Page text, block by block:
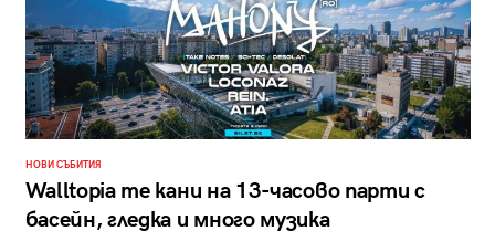
НОВИ СЪБИТИЯ
Walltopia те кани на 13-часово парти с
басейн, гледка и много музика